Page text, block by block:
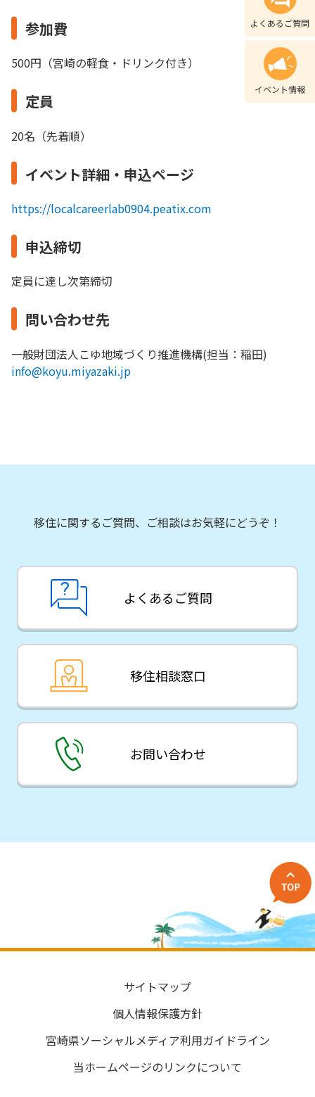
参加費
500円（宮崎の軽食・ドリンク付き）
定員
20名（先着順）
イベント詳細・申込ページ
https://localcareerlab0904.peatix.com
申込締切
定員に達し次第締切
問い合わせ先
一般財団法人こゆ地域づくり推進機構(担当：稲田)
info@koyu.miyazaki.jp
よくあるご質問
イベント情報
移住に関するご質問、ご相談はお気軽にどうぞ！
よくあるご質問
移住相談窓口
お問い合わせ
サイトマップ
個人情報保護方針
宮崎県ソーシャルメディア利用ガイドライン
当ホームページのリンクについて